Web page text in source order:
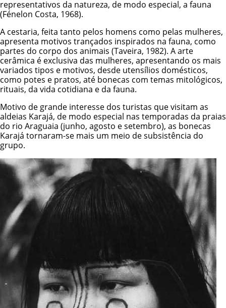
representativos da natureza, de modo especial, a fauna
(Fénelon Costa, 1968).
A cestaria, feita tanto pelos homens como pelas mulheres,
apresenta motivos trançados inspirados na fauna, como
partes do corpo dos animais (Taveira, 1982). A arte
cerâmica é exclusiva das mulheres, apresentando os mais
variados tipos e motivos, desde utensílios domésticos,
como potes e pratos, até bonecas com temas mitológicos,
rituais, da vida cotidiana e da fauna.
Motivo de grande interesse dos turistas que visitam as
aldeias Karajá, de modo especial nas temporadas da praias
do rio Araguaia (junho, agosto e setembro), as bonecas
Karajá tornaram-se mais um meio de subsistência do
grupo.